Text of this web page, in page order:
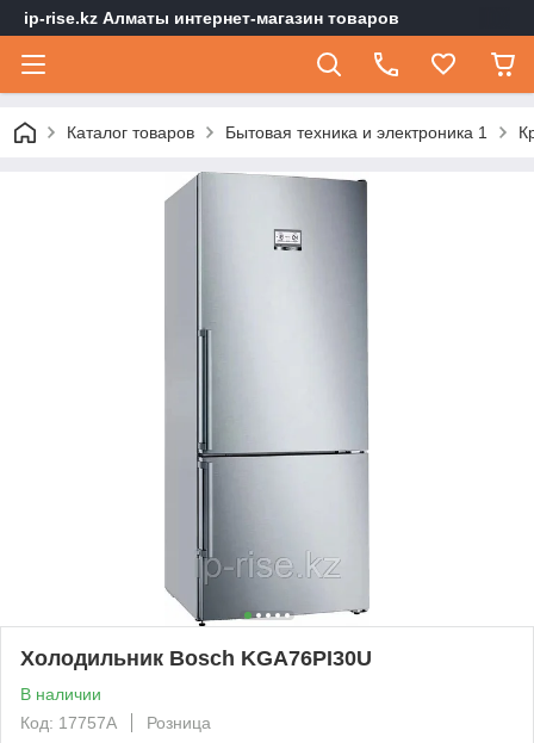
ip-rise.kz Алматы интернет-магазин товаров
Каталог товаров Бытовая техника и электроника 1
Холодильник Bosch KGA76PI30U
В наличии
Код: 17757А
Розница